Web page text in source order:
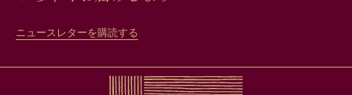
ニュースレターを購読する